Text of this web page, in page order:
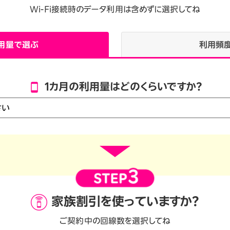
Wi-Fi接続時のデータ利用は含めずに選択してね
量で選ぶ 利用頻
1カ月の利用量はどのくらいですか？
家族割引を使っていますか？
ご契約中の回線数を選択してね